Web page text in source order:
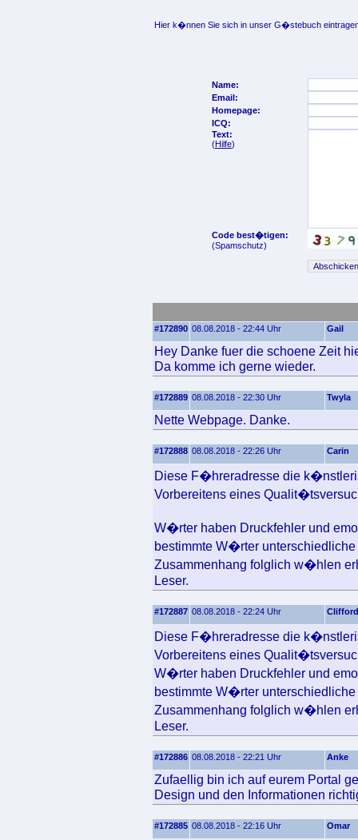
Hier k�nnen Sie sich in unser G�stebuch
Name:
Email:
Homepage:
ICQ:
Text:
(Hilfe)
Code best�tigen:
(Spamschutz)
#172890 08.08.2018 - 22:44 Uhr Gail
Hey Danke fuer die schoene Zeit
Da komme ich gerne wieder.
#172889 08.08.2018 - 22:30 Uhr Twyla
Nette Webpage. Danke.
#172888 08.08.2018 - 22:26 Uhr Carin
Diese F�hreradresse die
Vorbereitens eines
W�rter haben Druckfehler und
bestimmte W�rter
Zusammenhang folglich w�hlen
Leser.
#172887 08.08.2018 - 22:24 Uhr Clifford
Diese F�hreradresse die
Vorbereitens eines
W�rter haben Druckfehler und
bestimmte W�rter
Zusammenhang folglich w�hlen
Leser.
#172886 08.08.2018 - 22:21 Uhr Anke
Zufaellig bin ich auf eurem Portal
Design und den Informationen
#172885 08.08.2018 - 22:16 Uhr Omar